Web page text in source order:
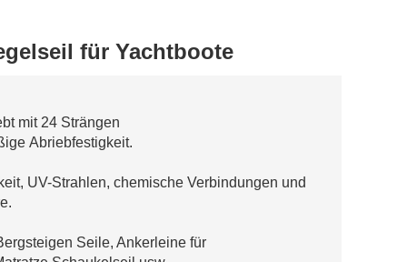
für Yachtboote
mit 24 Strängen
Abriebfestigkeit.
UV-Strahlen, chemische Verbindungen und
Seile, Ankerleine für